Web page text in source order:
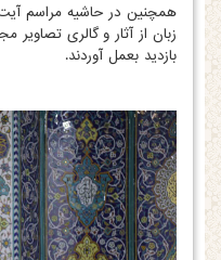
همچنین در حاشیه مراسم
زبان از آثار و گالری تصاویر
بازدید بعمل آوردند.